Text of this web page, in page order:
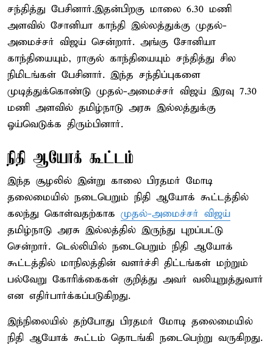
சந்தித்து பேசினார்.இதன்பிறகு மாலை 6.30 மணி
அளவில் சோனியா காந்தி இல்லத்துக்கு முதல்-
அமைச்சர் விஜய் சென்றார். அங்கு சோனியா
காந்தியையும், ராகுல் காந்தியையும் சந்தித்து சில
நிமிடங்கள் பேசினார். இந்த சந்திப்புகளை
முடித்துக்கொண்டு முதல்-அமைச்சர் விஜய் இரவு 7.30
மணி அளவில் தமிழ்நாடு அரசு இல்லத்துக்கு
ஓய்வெடுக்க திரும்பினார்.
நிதி ஆயோக் கூட்டம்
இந்த சூழலில் இன்று காலை பிரதமர் மோடி
தலைமையில் நடைபெறும் நிதி ஆயோக் கூட்டத்தில்
கலந்து கொள்வதற்காக முதல்-அமைச்சர் விஜய்
தமிழ்நாடு அரசு இல்லத்தில் இருந்து புறப்பட்டு
சென்றார். டெல்லியில் நடைபெறும் நிதி ஆயோக்
கூட்டத்தில் மாநிலத்தின் வளர்ச்சி திட்டங்கள் மற்றும்
பல்வேறு கோரிக்கைகள் குறித்து அவர் வலியுறுத்துவார்
என எதிர்பார்க்கப்படுகிறது.
இந்நிலையில் தற்போது பிரதமர் மோடி தலைமையில்
நிதி ஆயோக் கூட்டம் தொடங்கி நடைபெற்று வருகிறது.